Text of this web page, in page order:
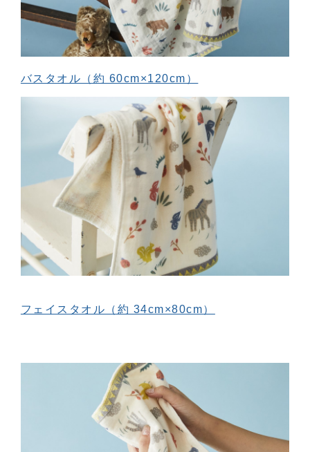
バスタオル（約 60cm×120cm）
フェイスタオル（約 34cm×80cm）